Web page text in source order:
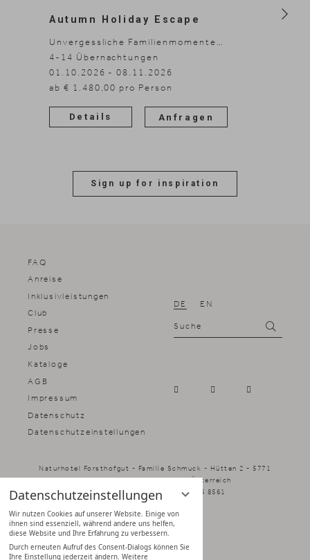
Datenschutzeinstellungen
Wir nutzen Cookies auf unserer Website. Einige von
ihnen sind essenziell, während andere uns helfen,
diese Website und Ihre Erfahrung zu verbessern.
Durch erneuten Aufruf des Consent-Dialogs können Sie
Ihre Einstellung jederzeit ändern. Weitere
Autumn Holiday Escape
Unvergessliche Familienmomente
sammeln
4-14 Übernachtungen
01.10.2026 - 08.11.2026
ab € 1.480,00 pro Person
Details Anfragen
FAQ
Anreise
Inklusivleistungen
Club
Presse
Jobs
Kataloge
AGB
Impressum
Datenschutz
Datenschutz­einstellungen
Sign up for inspiration
DE EN
Naturhotel Forsthofgut - Familie Schmuck - Hütten 2 - 5771
Leogang - Salzburger Land, Österreich
info@forsthofgut.at
+43 6583 8561